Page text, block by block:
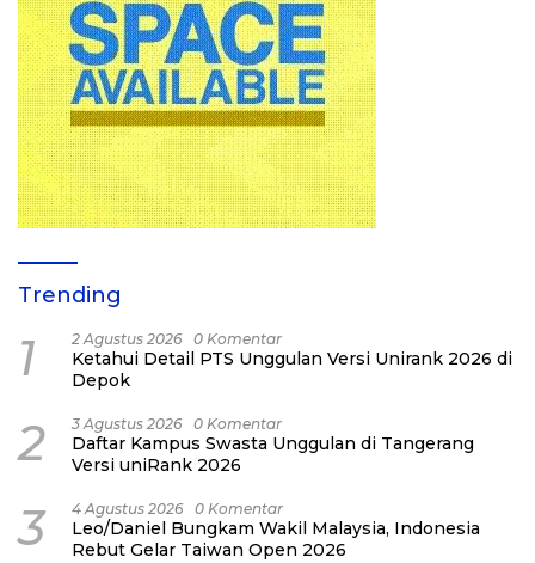
Trending
1 2 Agustus 2026 0 Komentar
Ketahui Detail PTS Unggulan Versi Unirank 2026 di
Depok
2 3 Agustus 2026 0 Komentar
Daftar Kampus Swasta Unggulan di Tangerang
Versi uniRank 2026
3 4 Agustus 2026 0 Komentar
Leo/Daniel Bungkam Wakil Malaysia, Indonesia
Rebut Gelar Taiwan Open 2026